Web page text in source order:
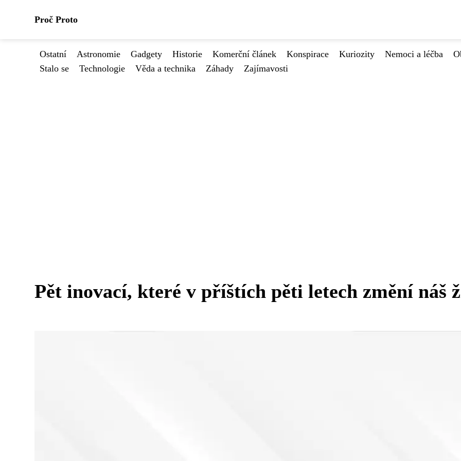
Proč Proto
Ostatní Astronomie Gadgety Historie Komerční článek Konspirace Kuriozity Nemoci a léčba
Stalo se
Technologie Věda a technika Záhady Zajímavosti
Pět inovací, které v příštích pěti letech změní náš